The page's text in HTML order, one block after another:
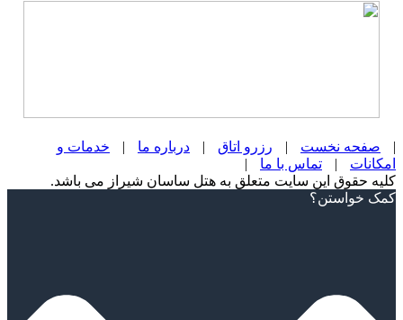
| صفحه نخست | رزرو اتاق | درباره ما |
خدمات و
امکانات
| تماس با ما
|
کلیه حقوق این سایت متعلق به هتل ساسان شیراز می باشد.
Scroll
کمک خواستن؟